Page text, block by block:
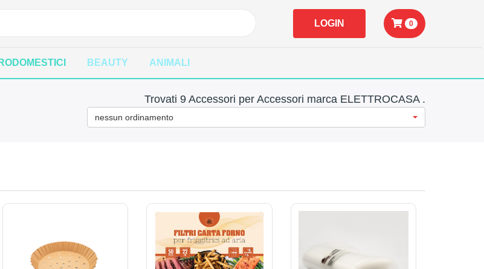
LOGIN 0
BEAUTY ANIMALI
Trovati 9 Accessori per Accessori marca ELETTROCASA .
nessun ordinamento